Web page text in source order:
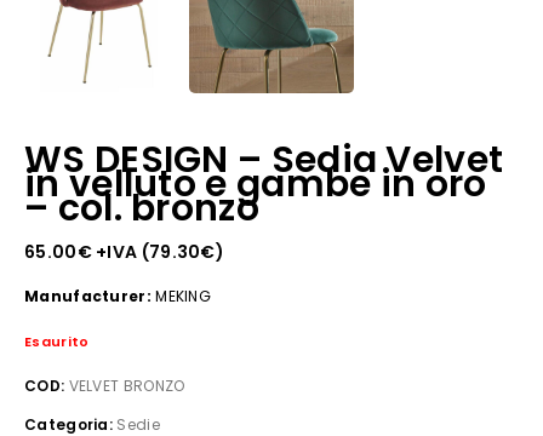
WS DESIGN – Sedia Velvet
in velluto e gambe in oro
– col. bronzo
65.00€+IVA (79.30€)
Manufacturer: MEKING
Esaurito
COD: VELVET BRONZO
Categoria: Sedie